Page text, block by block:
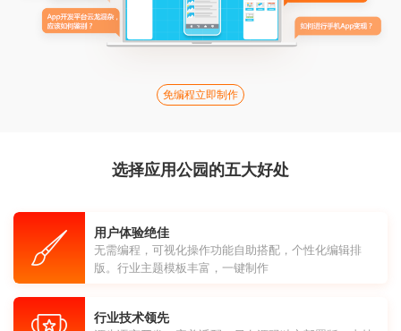
免编程立即制作
选择应用公园的五大好处
用户体验绝佳
无需编程，可视化操作功能自助搭配，个性化编辑排
版。行业主题模板丰富，一键制作
行业技术领先